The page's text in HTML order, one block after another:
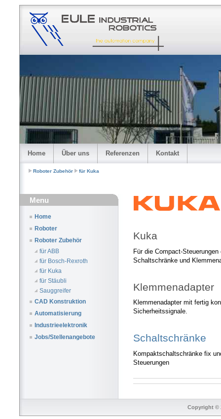
Home Über uns Referenzen Kontakt
Roboter Zubehör für Kuka
Menu
Home
Roboter
Roboter Zubehör
für ABB
für Bosch-Rexroth
für Kuka
für Stäubli
Sauggreifer
CAD Konstruktion
Automatisierung
Industrieelektronik
Jobs/Stellenangebote
Kuka
Für die Compact-
Schaltschränke und
Klemmenadapter
Klemmenadapter mit fertig
Sicherheitssignale.
Schaltschränke
Kompaktschaltschränke fix
Steuerungen
Copyright ©